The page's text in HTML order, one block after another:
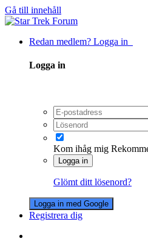
Gå till innehåll
Redan medlem? Logga in
Logga in
Kom ihåg mig
Logga in
Glömt ditt lösenord?
Logga in med Google
Registrera dig